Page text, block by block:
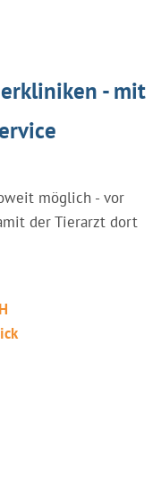
- mit
möglich - vor
der Tierarzt dort